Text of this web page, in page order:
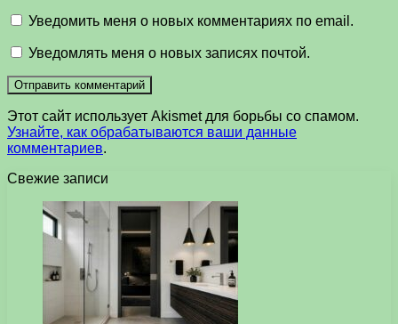
Уведомить меня о новых комментариях по email.
Уведомлять меня о новых записях почтой.
Этот сайт использует Akismet для борьбы со спамом.
Узнайте, как обрабатываются ваши данные
комментариев.
Свежие записи